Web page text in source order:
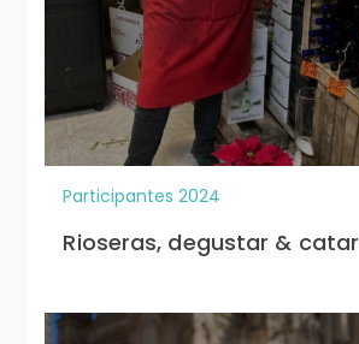
Participantes 2024
Rioseras, degustar & catar